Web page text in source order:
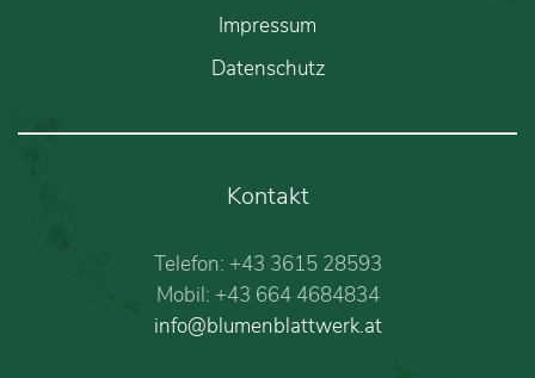
Impressum
Datenschutz
Kontakt
Telefon: +43 3615 28593
Mobil: +43 664 4684834
info@blumenblattwerk.at